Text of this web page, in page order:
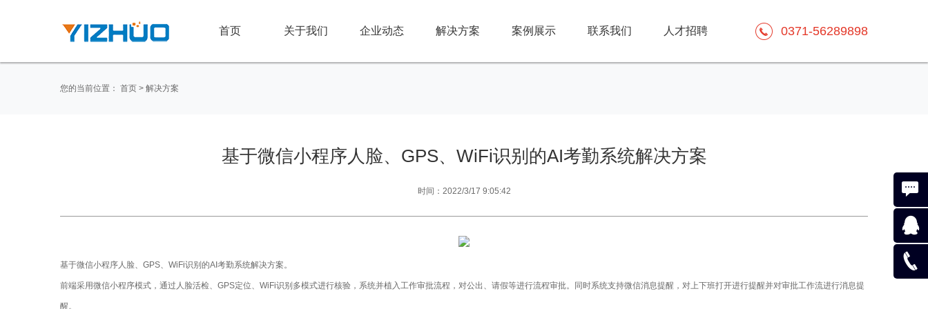
首页 关于我们 企业动态 解决方案 案例展示 联系我们 人才招聘 0371-56289898
您的当前位置： 首页 > 解决方案
基于微信小程序人脸、GPS、WiFi识别的AI考勤系统解决方案
时间：2022/3/17 9:05:42
基于微信小程序人脸、GPS、WiFi识别的AI考勤系统解决方案。
前端采用微信小程序模式，通过人脸活检、GPS定位、WiFi识别多模式进行核验，系统并植入工作审批流程，对公出、请假等进行流程审批。同时系统支持微信消息提醒，对上下班打开进行提醒并对审批工作流进行消息提
醒。
在线咨
询
在线咨